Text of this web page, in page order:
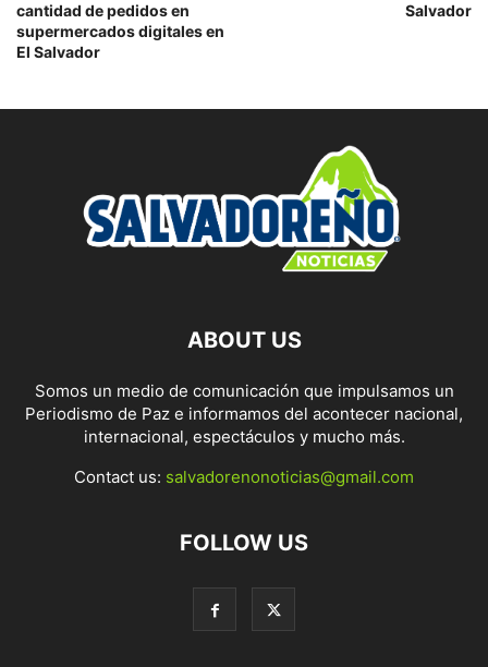
cantidad de pedidos en
supermercados digitales en
El Salvador
Salvador
ABOUT US
Somos un medio de comunicación que impulsamos un
Periodismo de Paz e informamos del acontecer nacional,
internacional, espectáculos y mucho más.
Contact us: salvadorenonoticias@gmail.com
FOLLOW US